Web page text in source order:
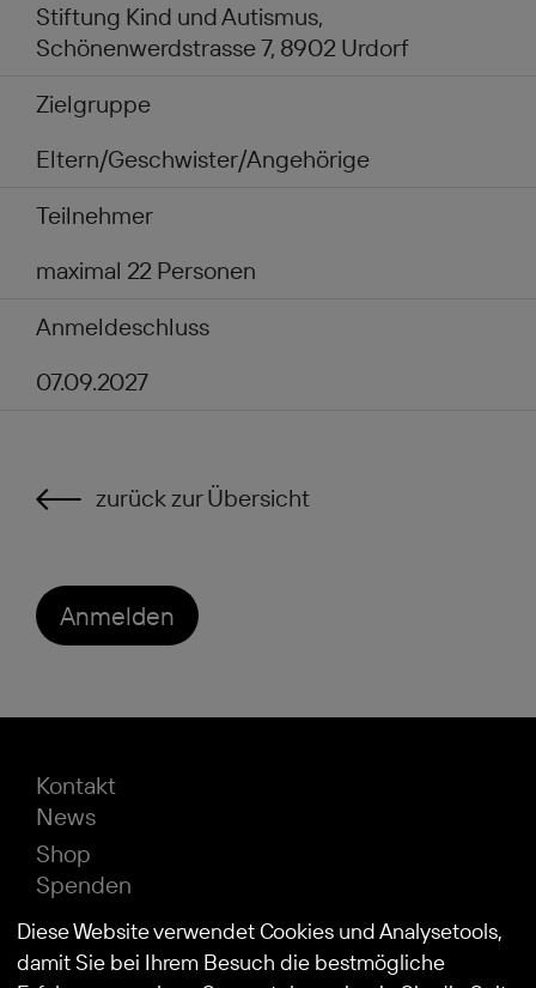
Stiftung Kind und Autismus,
Schönenwerdstrasse 7, 8902 Urdorf
Zielgruppe
Eltern/Geschwister/Angehörige
Teilnehmer
maximal 22 Personen
Anmeldeschluss
07.09.2027
zurück zur Übersicht
Anmelden
Kontakt
News
Shop
Spenden
Impressum
Datenschutz
Diese Website verwendet Cookies und Analysetools,
damit Sie bei Ihrem Besuch die bestmögliche